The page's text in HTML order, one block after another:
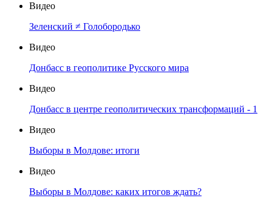
Видео
Зеленский ≠ Голобородько
Видео
Донбасс в геополитике Русского мира
Видео
Донбасс в центре геополитических трансформаций - 1
Видео
Выборы в Молдове: итоги
Видео
Выборы в Молдове: каких итогов ждать?